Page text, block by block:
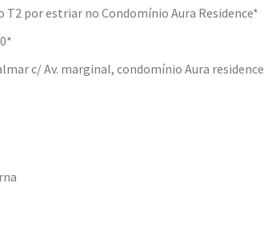
por estriar no Condomínio Aura Residence*
c/ Av. marginal, condomínio Aura residence